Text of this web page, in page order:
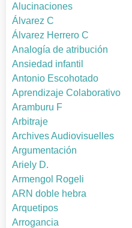
Alucinaciones
Álvarez C
Álvarez Herrero C
Analogía de atribución
Ansiedad infantil
Antonio Escohotado
Aprendizaje Colaborativo
Aramburu F
Arbitraje
Archives Audiovisuelles
Argumentación
Ariely D.
Armengol Rogeli
ARN doble hebra
Arquetipos
Arrogancia